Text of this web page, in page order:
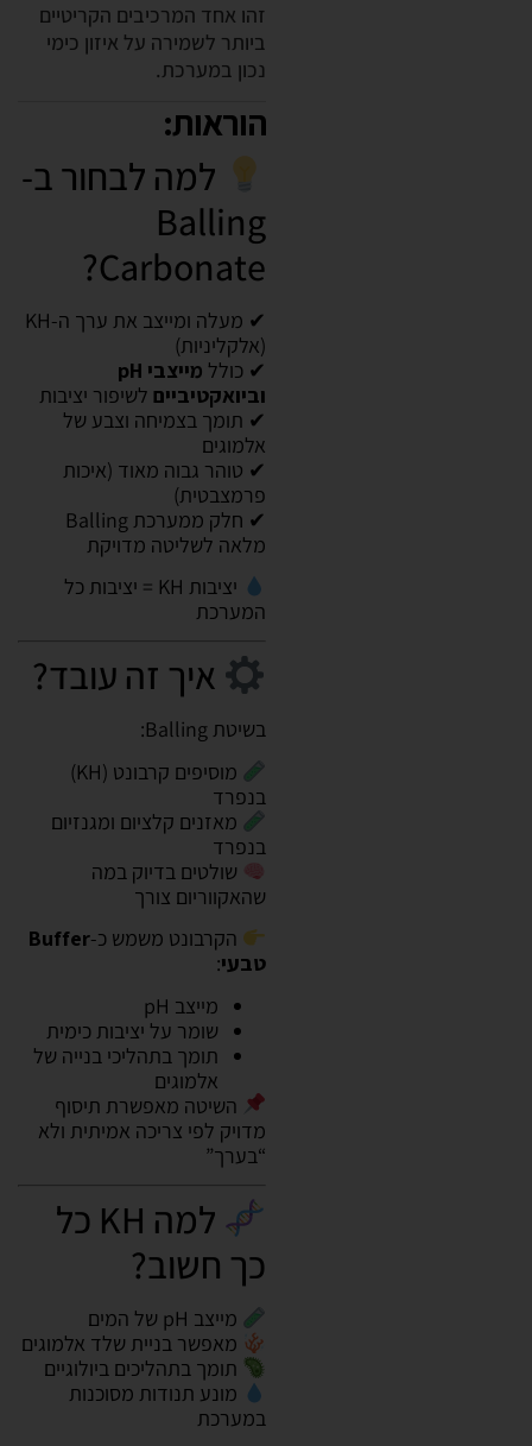
זהו אחד המרכיבים הקריטיים
ביותר לשמירה על איזון כימי
נכון במערכת.
הוראות:
למה לבחור ב-
Balling
Carbonate?
✔ מעלה ומייצב את ערך ה-KH
(אלקליניות)
✔ כולל
מייצבי pH
וביואקטיביים לשיפור יציבות
✔ תומך בצמיחה וצבע של
אלמוגים
✔ טוהר גבוה מאוד (איכות
פרמצבטית)
✔ חלק ממערכת Balling
מלאה לשליטה מדויקת
יציבות KH = יציבות כל
המערכת
איך זה עובד?
בשיטת Balling:
מוסיפים קרבונט (KH)
בנפרד
מאזנים קלציום ומגנזיום
בנפרד
שולטים בדיוק במה
שהאקווריום צורך
הקרבונט משמש כ-Buffer
טבעי:
מייצב pH
שומר על יציבות כימית
תומך בתהליכי בנייה של
אלמוגים
השיטה מאפשרת תיסוף
מדויק לפי צריכה אמיתית ולא
“בערך”
למה KH כל
כך חשוב?
מייצב pH של המים
מאפשר בניית שלד אלמוגים
תומך בתהליכים ביולוגיים
מונע תנודות מסוכנות
במערכת